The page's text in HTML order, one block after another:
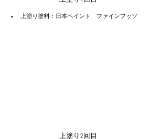
上塗り塗料：日本ペイント　ファインフッソ
上塗り2回目